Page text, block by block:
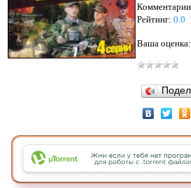
Рейтинг: 0.0
Ваша оценка: